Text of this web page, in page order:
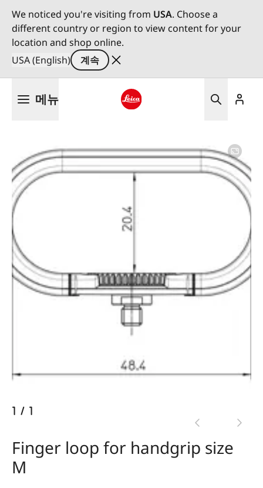
We noticed you're visiting from USA. Choose a
different country or region to view content for your
location and shop online.
USA (English)
계속
메뉴
1 / 1
Finger loop for handgrip size
M